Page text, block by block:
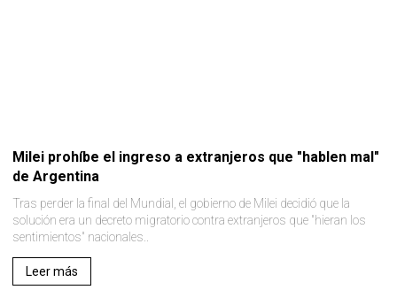
Milei prohíbe el ingreso a extranjeros que "hablen mal"
de Argentina
Tras perder la final del Mundial, el gobierno de Milei decidió que la
solución era un decreto migratorio contra extranjeros que "hieran los
sentimientos" nacionales..
Leer más